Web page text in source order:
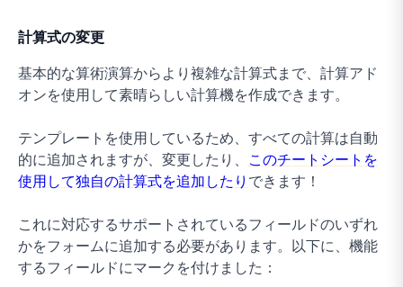
計算式の変更
基本的な算術演算からより複雑な計算式まで、計算アド
オンを使用して素晴らしい計算機を作成できます。
テンプレートを使用しているため、すべての計算は自動
的に追加されますが、変更したり、 このチートシートを
使用して独自の計算式を追加したり できます！
これに対応するサポートされているフィールドのいずれ
かをフォームに追加する必要があります。以下に、機能
するフィールドにマークを付けました：